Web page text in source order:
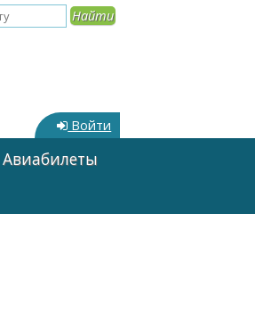
Войти
Авиабилеты